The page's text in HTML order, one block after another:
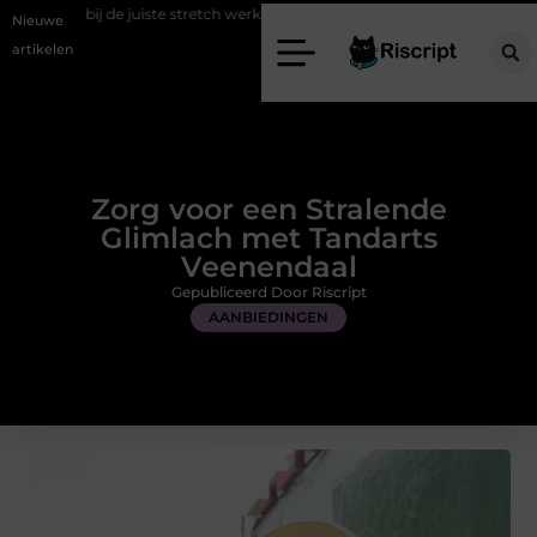
Nieuwe
artikelen
stretch werkbroek Daarom maakt een persoonlijke kaart ieder
Zorg voor een Stralende
Glimlach met Tandarts
Veenendaal
AANBIEDINGEN
Gepubliceerd Door Riscript